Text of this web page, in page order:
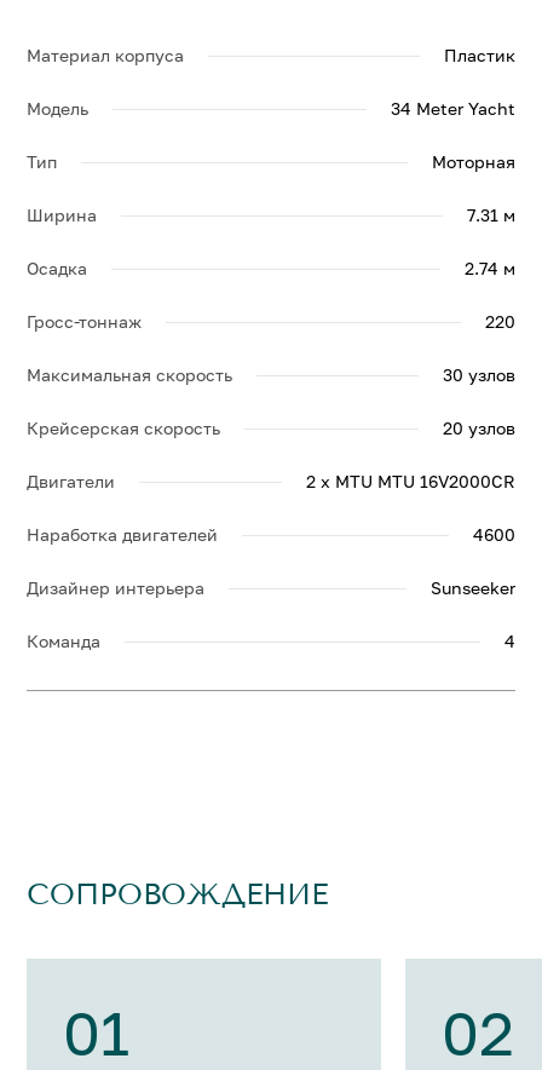
Материал корпуса Пластик
Модель 34 Meter Yacht
Тип Моторная
Ширина 7.31 м
Осадка 2.74 м
Гросс-тоннаж 220
Максимальная скорость 30 узлов
Крейсерская скорость 20 узлов
Двигатели 2 x MTU MTU 16V2000CR
Наработка двигателей 4600
Дизайнер интерьера Sunseeker
Команда 4
СОПРОВОЖДЕНИЕ
01 02